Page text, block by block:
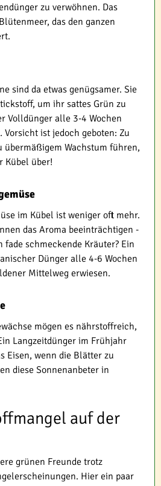
zu verwöhnen. Das
das den ganzen
sind da etwas genügsamer. Sie
um ihr sattes Grün zu
Volldünger alle 3-4 Wochen
ist jedoch geboten: Zu
übermäßigem Wachstum führen,
Kübel über!
im Kübel ist weniger oft mehr.
das Aroma beeinträchtigen -
fade schmeckende Kräuter? Ein
Dünger alle 4-6 Wochen
Mittelweg erwiesen.
mögen es nährstoffreich,
Langzeitdünger im Frühjahr
Eisen, wenn die Blätter zu
diese Sonnenanbeter in
auf der
grünen Freunde trotz
Hier ein paar